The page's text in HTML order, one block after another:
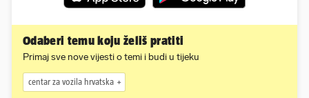
Odaberi temu koju želiš pratiti
Primaj sve nove vijesti o temi i budi u tijeku
centar za vozila hrvatska